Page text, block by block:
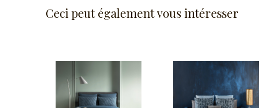
Ceci peut également vous intéresser